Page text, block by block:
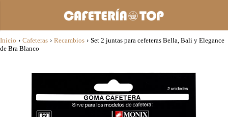
Inicio › Cafeteras › Recambios › Set 2 juntas para cefeteras Bella, Bali y Elegance
de Bra Blanco